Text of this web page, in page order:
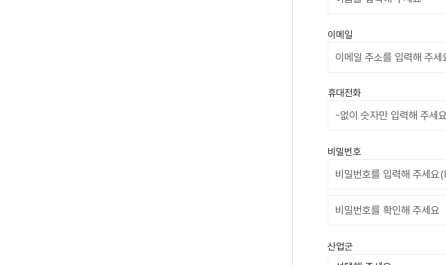
이메일
휴대전화
비밀번호
비밀번호확인
산업군